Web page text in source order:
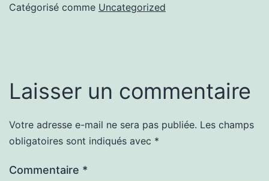
Catégorisé comme Uncategorized
Laisser un commentaire
Votre adresse e-mail ne sera pas publiée. Les champs
obligatoires sont indiqués avec *
Commentaire *